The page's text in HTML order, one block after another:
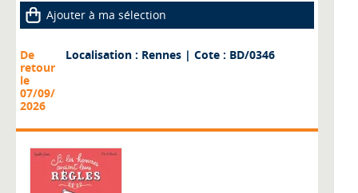
Ajouter à ma sélection
De
retour
le
07/09/
2026
Localisation : Rennes | Cote : BD/0346